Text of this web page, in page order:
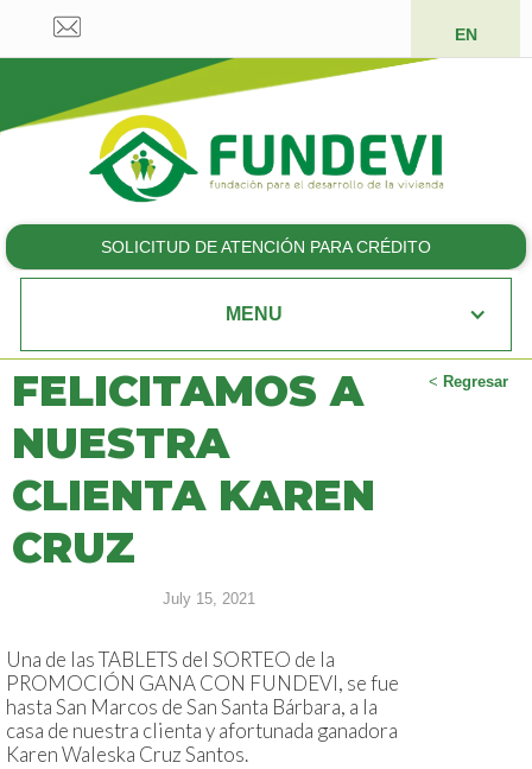
EN
SOLICITUD DE ATENCIÓN PARA CRÉDITO
MENU
< Regresar
FELICITAMOS A
NUESTRA
CLIENTA KAREN
CRUZ
July 15, 2021
Una de las TABLETS del SORTEO de la
PROMOCIÓN GANA CON FUNDEVI, se fue
hasta San Marcos de San Santa Bárbara, a la
casa de nuestra clienta y afortunada ganadora
Karen Waleska Cruz Santos.